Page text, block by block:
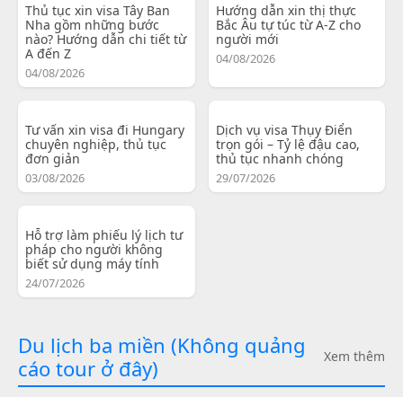
Thủ tục xin visa Tây Ban
Nha gồm những bước
nào? Hướng dẫn chi tiết từ
A đến Z
04/08/2026
Hướng dẫn xin thị thực
Bắc Âu tự túc từ A-Z cho
người mới
04/08/2026
Tư vấn xin visa đi Hungary
chuyên nghiệp, thủ tục
đơn giản
03/08/2026
Dịch vụ visa Thụy Điển
trọn gói – Tỷ lệ đậu cao,
thủ tục nhanh chóng
29/07/2026
Hỗ trợ làm phiếu lý lịch tư
pháp cho người không
biết sử dụng máy tính
24/07/2026
Du lịch ba miền (Không quảng
cáo tour ở đây)
Xem thêm